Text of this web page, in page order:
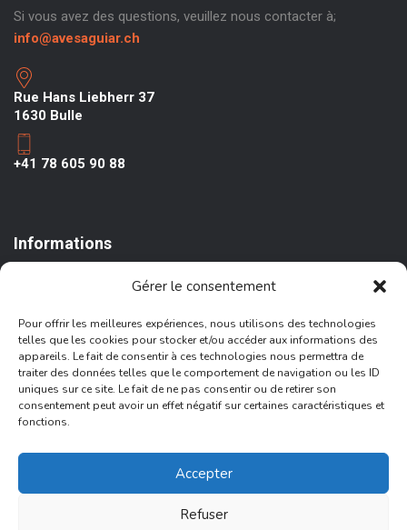
Gérer le consentement
Pour offrir les meilleures expériences, nous utilisons des technologies
telles que les cookies pour stocker et/ou accéder aux informations des
appareils. Le fait de consentir à ces technologies nous permettra de
traiter des données telles que le comportement de navigation ou les ID
uniques sur ce site. Le fait de ne pas consentir ou de retirer son
consentement peut avoir un effet négatif sur certaines caractéristiques et
fonctions.
Accepter
Refuser
Si vous avez des questions, veuillez nous contacter à;
info@avesaguiar.ch
Rue Hans Liebherr 37
1630 Bulle
+41 78 605 90 88
Informations
Conditions générales
Information de livraison
Politique de confidentialité
Politique en matière de cookies
© 2025 Aves Aguiar